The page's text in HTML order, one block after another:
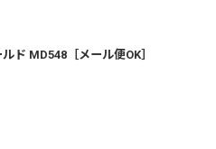
ド MD548［メール便OK］